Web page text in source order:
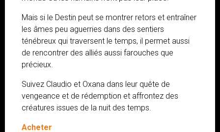
Mais si le Destin peut se montrer retors et entraîner
les âmes peu aguerries dans des sentiers
ténébreux qui traversent le temps, il permet aussi
de rencontrer des alliés aussi farouches que
précieux.
Suivez Claudio et Oxana dans leur quête de
vengeance et de rédemption et affrontez des
créatures issues de la nuit des temps.
Acheter